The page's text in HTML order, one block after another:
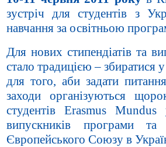
зустріч для студентів з
навчання за освітньою
Для нових стипендіатів та
стало традицією – збиратися
для того, аби задати
заходи організуються
студентів Erasmus
випускників програми
Європейського Союзу в